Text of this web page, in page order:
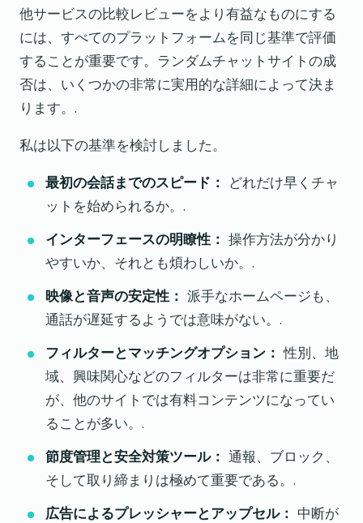
他サービスの比較レビューをより有益なものにする
には、すべてのプラットフォームを同じ基準で評価
することが重要です。ランダムチャットサイトの成
否は、いくつかの非常に実用的な詳細によって決ま
ります。.
私は以下の基準を検討しました。
最初の会話までのスピード： どれだけ早くチャ
ットを始められるか。.
インターフェースの明瞭性： 操作方法が分かり
やすいか、それとも煩わしいか。.
映像と音声の安定性： 派手なホームページも、
通話が遅延するようでは意味がない。.
フィルターとマッチングオプション： 性別、地
域、興味関心などのフィルターは非常に重要だ
が、他のサイトでは有料コンテンツになってい
ることが多い。.
節度管理と安全対策ツール： 通報、ブロック、
そして取り締まりは極めて重要である。.
広告によるプレッシャーとアップセル： 中断が